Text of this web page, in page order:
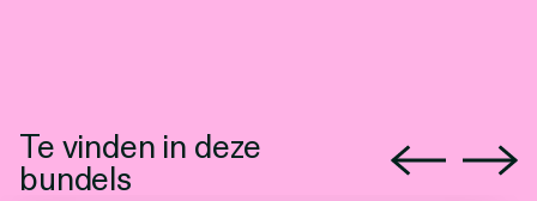
Te vinden in deze
bundels